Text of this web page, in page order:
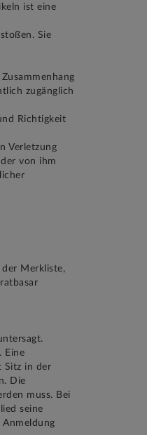
ist eine
Sie
zugänglich
Richtigkeit
Verletzung
von ihm
Merkliste,
Eine
Sitz in der
Die
muss. Bei
seine